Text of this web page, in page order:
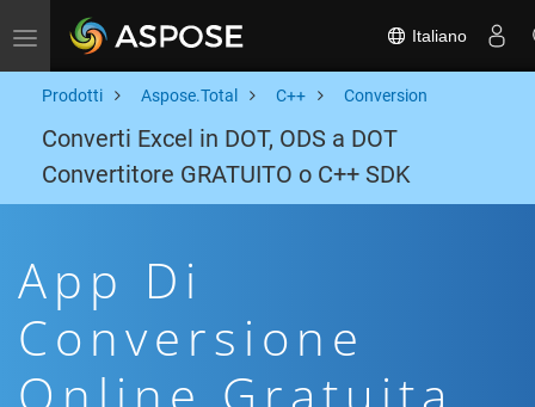
Toggle navigation Italiano
Prodotti Aspose.Total C++ Conversion
Converti Excel in DOT, ODS a DOT
Convertitore GRATUITO o C++ SDK
App Di
Conversione